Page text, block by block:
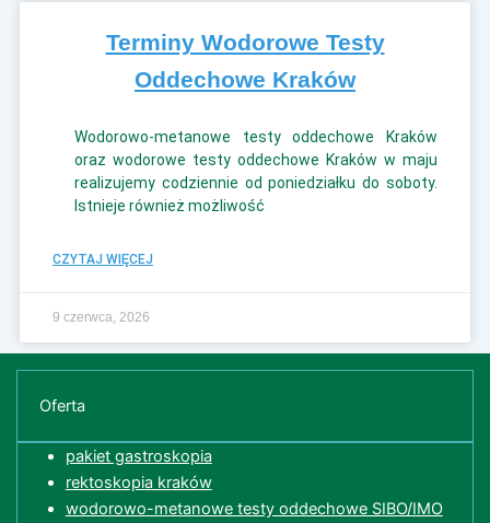
Terminy Wodorowe Testy
Oddechowe Kraków
Wodorowo‑metanowe testy oddechowe Kraków
oraz wodorowe testy oddechowe Kraków w maju
realizujemy codziennie od poniedziałku do soboty.
Istnieje również możliwość
CZYTAJ WIĘCEJ
9 czerwca, 2026
Oferta
pakiet gastroskopia
rektoskopia kraków
wodorowo-metanowe testy oddechowe SIBO/IMO